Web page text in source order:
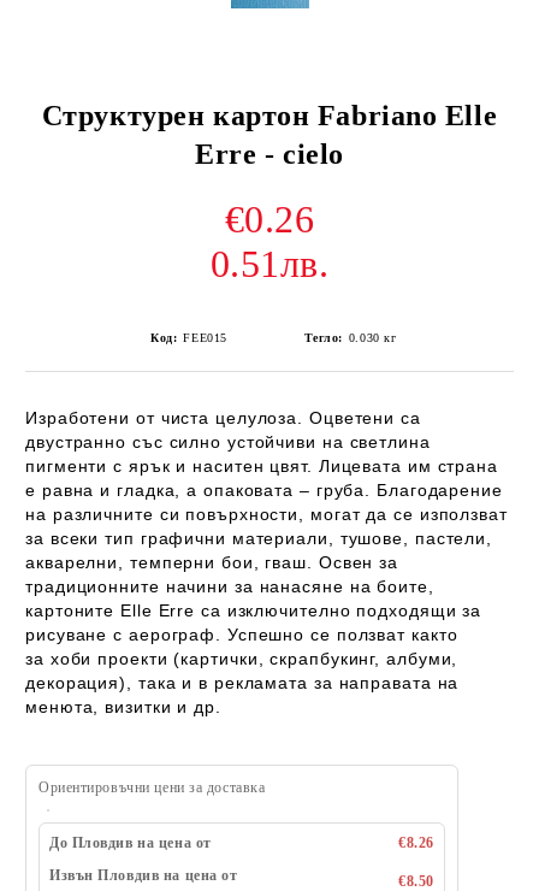
Структурен картон Fabriano Elle
Erre - cielo
€0.26
0.51лв.
Код: FEE015 Тегло: 0.030 кг
Изработени от чиста целулоза. Оцветени са
двустранно със силно устойчиви на светлина
пигменти с ярък и наситен цвят. Лицевата им страна
е равна и гладка, а опаковата – груба. Благодарение
на различните си повърхности, могат да се използват
за всеки тип графични материали, тушове, пастели,
акварелни, темперни бои, гваш. Освен за
традиционните начини за нанасяне на боите,
картоните Elle Erre са изключително подходящи за
рисуване с аерограф. Успешно се ползват както
за хоби проекти (картички, скрапбукинг, албуми,
декорация), така и в рекламата за направата на
менюта, визитки и др.
Ориентировъчни цени за доставка
До Пловдив на цена от
€8.26
Извън Пловдив на цена от
€8.50